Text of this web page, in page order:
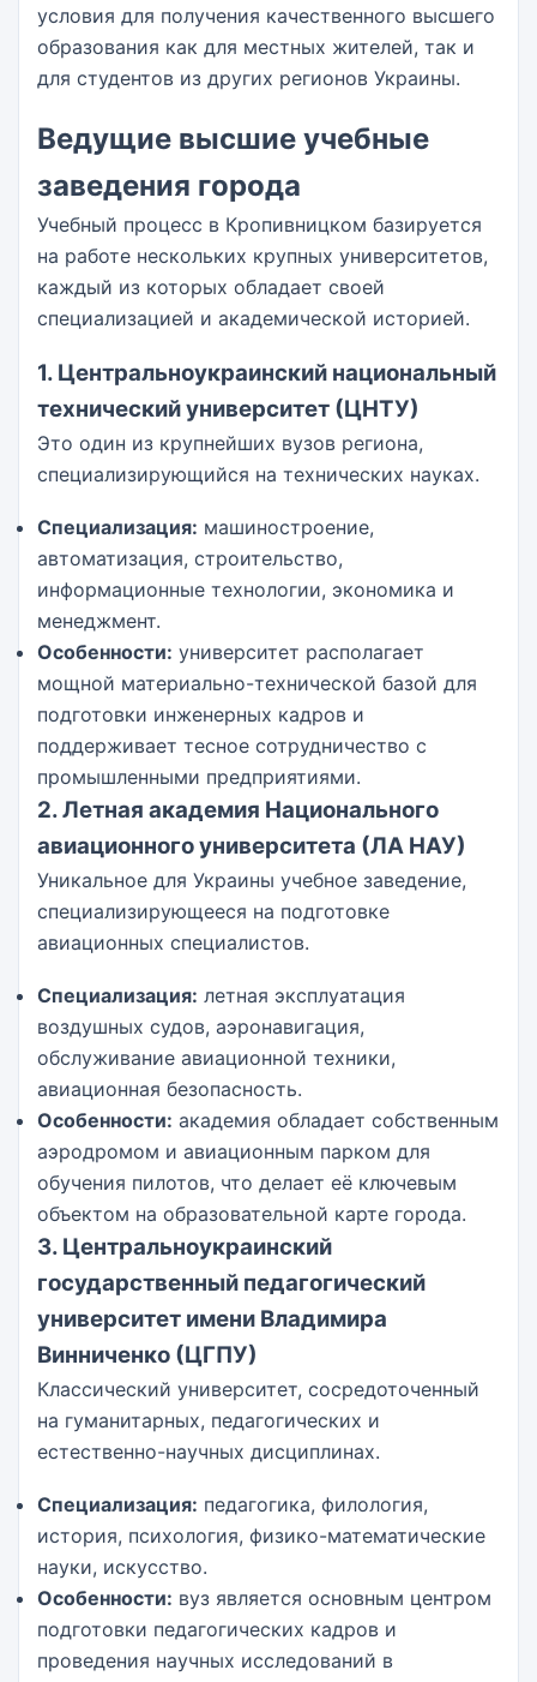
условия для получения качественного высшего
образования как для местных жителей, так и
для студентов из других регионов Украины.
Ведущие высшие учебные
заведения города
Учебный процесс в Кропивницком базируется
на работе нескольких крупных университетов,
каждый из которых обладает своей
специализацией и академической историей.
1. Центральноукраинский национальный
технический университет (ЦНТУ)
Это один из крупнейших вузов региона,
специализирующийся на технических науках.
Специализация: машиностроение,
автоматизация, строительство,
информационные технологии, экономика и
менеджмент.
Особенности: университет располагает
мощной материально-технической базой для
подготовки инженерных кадров и
поддерживает тесное сотрудничество с
промышленными предприятиями.
2. Летная академия Национального
авиационного университета (ЛА НАУ)
Уникальное для Украины учебное заведение,
специализирующееся на подготовке
авиационных специалистов.
Специализация: летная эксплуатация
воздушных судов, аэронавигация,
обслуживание авиационной техники,
авиационная безопасность.
Особенности: академия обладает собственным
аэродромом и авиационным парком для
обучения пилотов, что делает её ключевым
объектом на образовательной карте города.
3. Центральноукраинский
государственный педагогический
университет имени Владимира
Винниченко (ЦГПУ)
Классический университет, сосредоточенный
на гуманитарных, педагогических и
естественно-научных дисциплинах.
Специализация: педагогика, филология,
история, психология, физико-математические
науки, искусство.
Особенности: вуз является основным центром
подготовки педагогических кадров и
проведения научных исследований в